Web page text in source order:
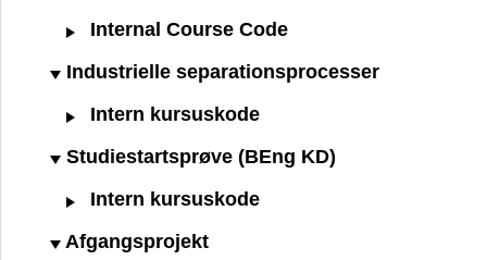
Internal Course Code
Industrielle separationsprocesser
Intern kursuskode
Studiestartsprøve (BEng KD)
Intern kursuskode
Afgangsprojekt